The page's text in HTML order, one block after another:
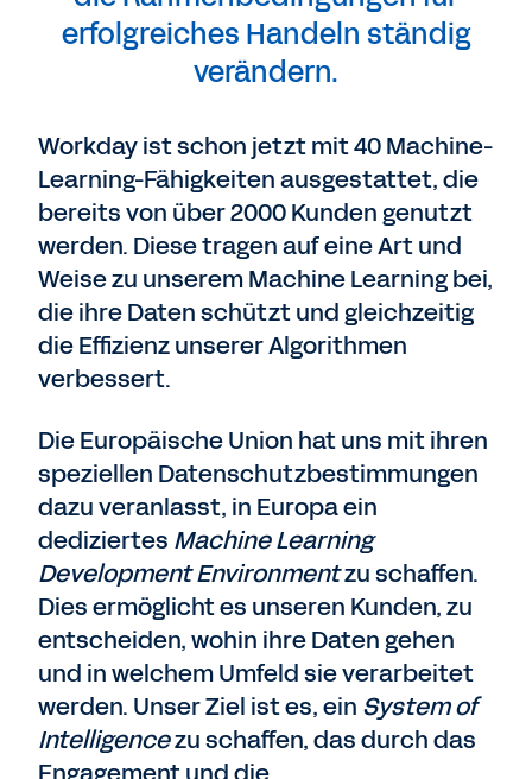
erfolgreiches Handeln ständig
verändern.
Workday ist schon jetzt mit 40 Machine-
Learning-Fähigkeiten ausgestattet, die
bereits von über 2000 Kunden genutzt
werden. Diese tragen auf eine Art und
Weise zu unserem Machine Learning bei,
die ihre Daten schützt und gleichzeitig
die Effizienz unserer Algorithmen
verbessert.
Die Europäische Union hat uns mit ihren
speziellen Datenschutzbestimmungen
dazu veranlasst, in Europa ein
dediziertes Machine Learning
Development Environmentzu schaffen.
Dies ermöglicht es unseren Kunden, zu
entscheiden, wohin ihre Daten gehen
und in welchem Umfeld sie verarbeitet
werden. Unser Ziel ist es, ein System of
Intelligencezu schaffen, das durch das